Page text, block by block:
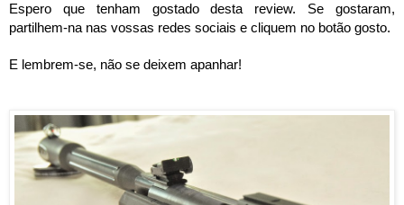
Espero que tenham gostado desta review. Se gostaram,
partilhem-na nas vossas redes sociais e cliquem no botão gosto.
E lembrem-se, não se deixem apanhar!